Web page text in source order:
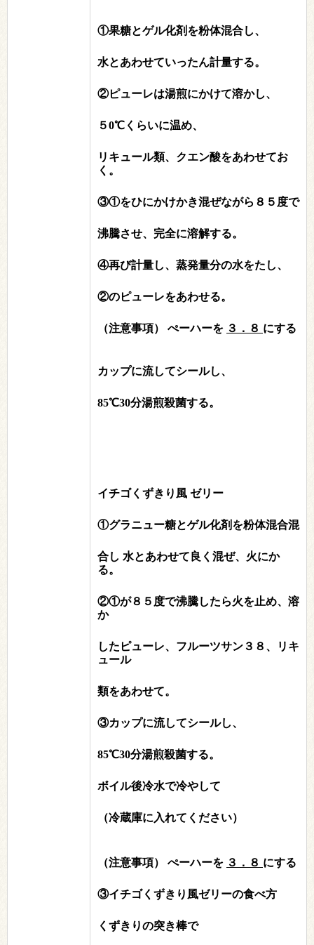
①果糖とゲル化剤を粉体混合し、
水とあわせていったん計量する。
②ピューレは湯煎にかけて溶かし、
５0℃くらいに温め、
リキュール類、クエン酸をあわせてお
く。
③①をひにかけかき混ぜながら８５度で
沸騰させ、完全に溶解する。
④再び計量し、蒸発量分の水をたし、
②のピューレをあわせる。
（注意事項） ぺーハーを ３．８ にする
カップに流してシールし、
85℃30分湯煎殺菌する。
イチゴくずきり風 ゼリー
①グラニュー糖とゲル化剤を粉体混合混
合し 水とあわせて良く混ぜ、火にか
る。
②①が８５度で沸騰したら火を止め、溶
か
したピューレ、フルーツサン３８、リキ
ュール
類をあわせて。
③カップに流してシールし、
85℃30分湯煎殺菌する。
ボイル後冷水で冷やして
（冷蔵庫に入れてください）
（注意事項） ぺーハーを ３．８ にする
③イチゴくずきり風ゼリーの食べ方
くずきりの突き棒で